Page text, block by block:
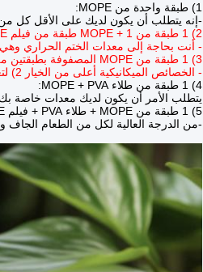
1) طبقة واحدة من MOPE:
-إنه يتطلب أن يكون لديك على الأقل كل
2) 1 طبقة من MOPE + 1 طبقة من فيلم PE (للتغطية الحرارية):
- أنت بحاجة إلى معدات الختم الحراري وهي
3) 1 طبقة من MOPE المصفوفة بطبقتين من PE (للتغطية الحرارية):
- الخصائص الميكانيكية أعلى من الخيار 2) لتعبئة الأغذية الجافة.
4) 1 طبقة من طلاء MOPE + PVA:
يتطلب الأمر أن يكون لديك معدات خاصة بك
5) 1 طبقة من MOPE + طلاء PVA + فيلم PE الختم الحراري:
-من الدرجة العالية لكل من الطعام